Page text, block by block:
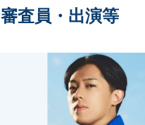
審査員・出演等